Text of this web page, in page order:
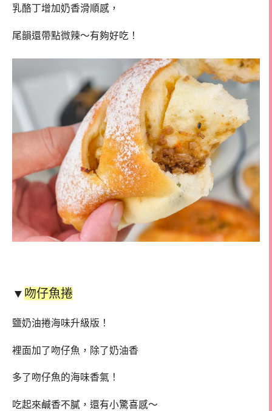
乳酪丁增加奶香滑順感，
尾韻還帶點微辣～有夠好吃！
▼ 吻仔魚捲
鹽奶油捲海味升級版！
裡面加了吻仔魚，除了奶油香
多了吻仔魚的海味香氣！
吃起來鹹香不膩，還有小驚喜感～